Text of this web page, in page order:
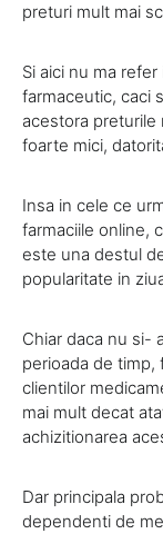
preturi mult mai
Si aici nu ma
farmaceutic, caci
acestora
foarte mici,
Insa in cele ce
farmaciile online,
este una destul
popularitate in
Chiar daca nu si-
perioada de timp,
clientilor
mai mult decat
achizitionarea
Dar principala
dependenti de